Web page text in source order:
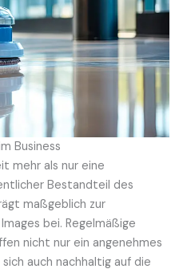
Business
mehr als nur eine
Bestandteil des
maßgeblich zur
bei. Regelmäßige
nicht nur ein angenehmes
auch nachhaltig auf die